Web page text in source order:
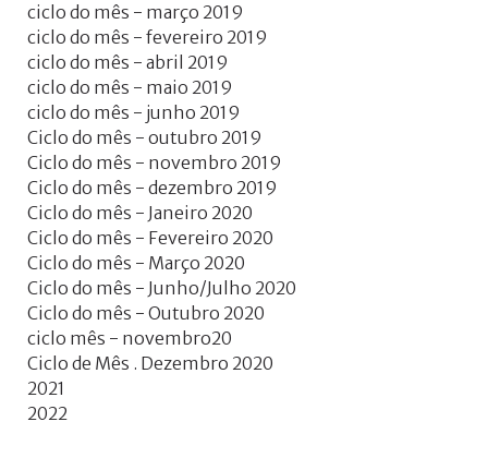
ciclo do mês - março 2019
ciclo do mês - fevereiro 2019
ciclo do mês - abril 2019
ciclo do mês - maio 2019
ciclo do mês - junho 2019
Ciclo do mês - outubro 2019
Ciclo do mês - novembro 2019
Ciclo do mês - dezembro 2019
Ciclo do mês - Janeiro 2020
Ciclo do mês - Fevereiro 2020
Ciclo do mês - Março 2020
Ciclo do mês - Junho/Julho 2020
Ciclo do mês - Outubro 2020
ciclo mês - novembro20
Ciclo de Mês . Dezembro 2020
2021
2022